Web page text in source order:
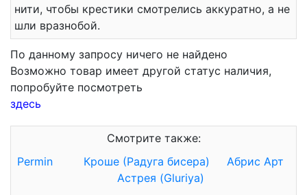
нити, чтобы крестики смотрелись аккуратно, а не
шли вразнобой.
По данному запросу ничего не найдено
Возможно товар имеет другой статус наличия,
попробуйте посмотреть
здесь
Смотрите также:
Permin
Кроше (Радуга бисера)
Абрис Арт
Астрея (Gluriya)